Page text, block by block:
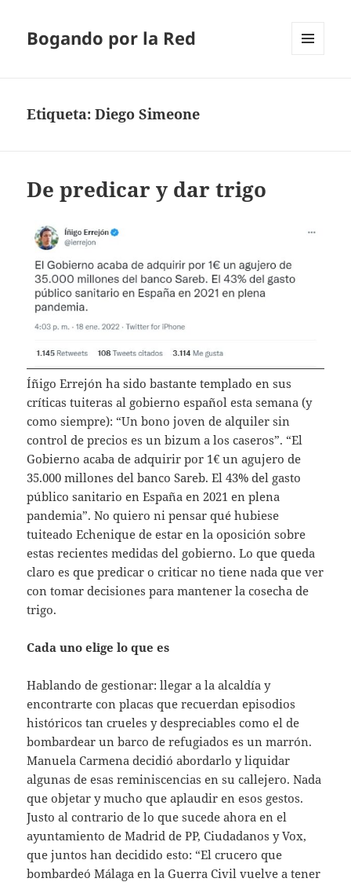
Bogando por la Red
Etiqueta:Diego Simeone
De predicar y dar trigo
Íñigo Errejón ha sido bastante templado en sus
críticas tuiteras al gobierno español esta semana (y
como siempre): “Un bono joven de alquiler sin
control de precios es un bizum a los caseros”. “El
Gobierno acaba de adquirir por 1€ un agujero de
35.000 millones del banco Sareb. El 43% del gasto
público sanitario en España en 2021 en plena
pandemia”. No quiero ni pensar qué hubiese
tuiteado Echenique de estar en la oposición sobre
estas recientes medidas del gobierno. Lo que queda
claro es que predicar o criticar no tiene nada que ver
con tomar decisiones para mantener la cosecha de
trigo.
Cada uno elige lo que es
Hablando de gestionar: llegar a la alcaldía y
encontrarte con placas que recuerdan episodios
históricos tan crueles y despreciables como el de
bombardear un barco de refugiados es un marrón.
Manuela Carmena decidió abordarlo y liquidar
algunas de esas reminiscencias en su callejero. Nada
que objetar y mucho que aplaudir en esos gestos.
Justo al contrario de lo que sucede ahora en el
ayuntamiento de Madrid de PP, Ciudadanos y Vox,
que juntos han decidido esto: “El crucero que
bombardeó Málaga en la Guerra Civil vuelve a tener